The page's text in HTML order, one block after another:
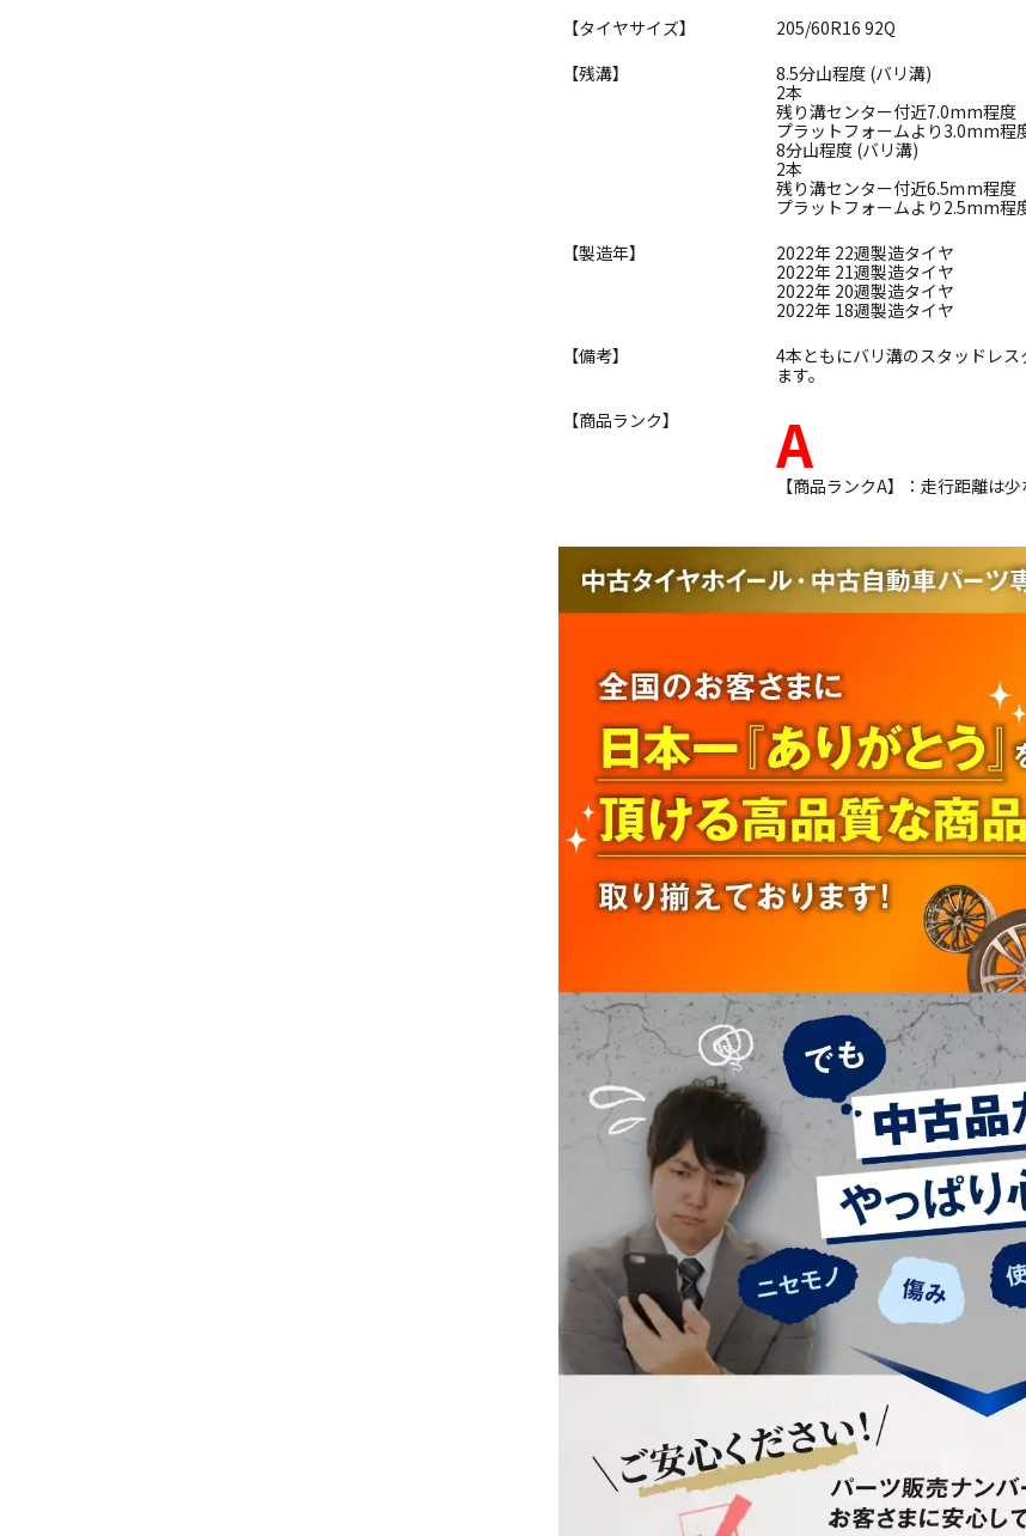
【タイヤサイズ】
205/60R16 92Q
【残溝】
8.5分山程度 (バリ溝)
2本
残り溝センター付近7.0mm程度
プラットフォームより3.0mm程
8分山程度 (バリ溝)
2本
残り溝センター付近6.5ｍm程度
プラットフォームより2.5mm程
【製造年】
2022年 22週製造タイヤ
2022年 21週製造タイヤ
2022年 20週製造タイヤ
2022年 18週製造タイヤ
【備考】
4本ともにバリ溝のスタッドレ
ます。
【商品ランク】
A
【商品ランクA】：走行距離は